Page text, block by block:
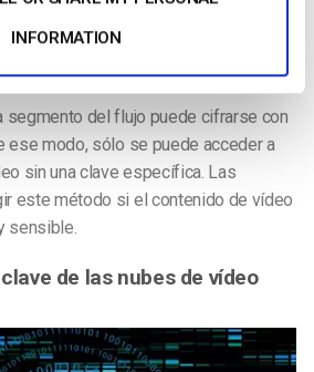
INFORMATION
de vídeo, pero eso también significa
desprotegido si un tercero no
segmento del flujo puede cifrarse con
ese modo, sólo se puede acceder a
sin una clave específica. Las
este método si el contenido de vídeo
sensible.
de las nubes de vídeo